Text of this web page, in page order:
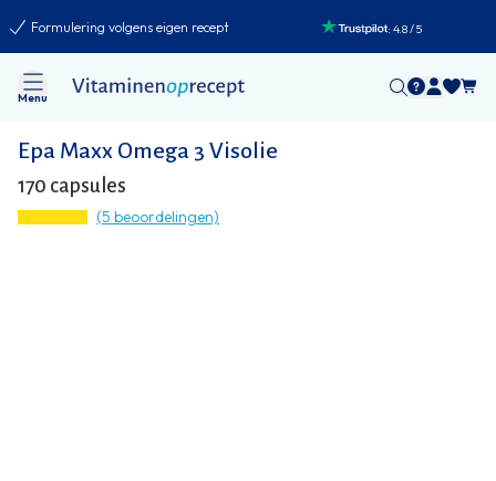
Formulering volgens eigen recept :4.8/5
Menu
Epa Maxx Omega 3 Visolie
170 capsules
(5 beoordelingen)